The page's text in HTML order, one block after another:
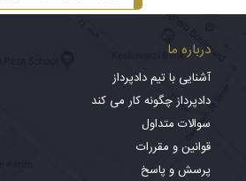
درباره ما
آشنایی با تیم دادپرداز
دادپرداز چگونه کار می کند
سوالات متداول
قوانین و مقررات
پرسش و پاسخ